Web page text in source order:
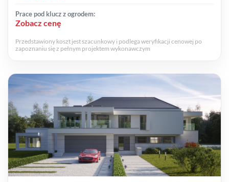
Prace pod klucz z ogrodem:
Zobacz cenę
Przedstawiony koszt jest szacunkowy i podlega weryfikacji cenowej po
zapoznaniu się z pełnym projektem wykonawczym